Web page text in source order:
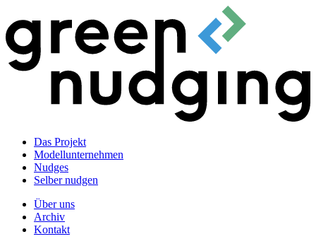
Das Projekt
Modellunternehmen
Nudges
Selber nudgen
Über uns
Archiv
Kontakt